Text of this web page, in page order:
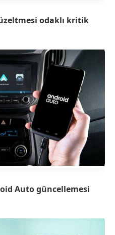
odaklı kritik
Auto güncellemesi